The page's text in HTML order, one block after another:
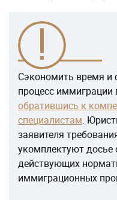
Сэкономить время и
процесс
обратившись к
специалистам.
заявителя
укомплектуют досье
действующих
иммиграционных